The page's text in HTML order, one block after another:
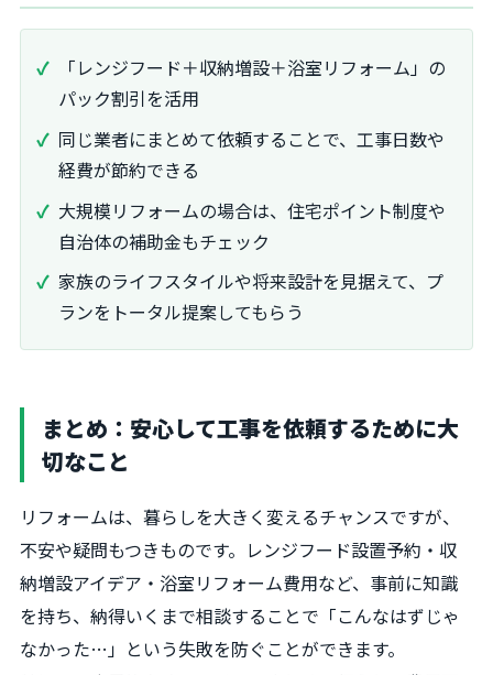
「レンジフード＋収納増設＋浴室リフォーム」の
パック割引を活用
同じ業者にまとめて依頼することで、工事日数や
経費が節約できる
大規模リフォームの場合は、住宅ポイント制度や
自治体の補助金もチェック
家族のライフスタイルや将来設計を見据えて、プ
ランをトータル提案してもらう
まとめ：安心して工事を依頼するために大
切なこと
リフォームは、暮らしを大きく変えるチャンスですが、
不安や疑問もつきものです。レンジフード設置予約・収
納増設アイデア・浴室リフォーム費用など、事前に知識
を持ち、納得いくまで相談することで「こんなはずじゃ
なかった…」という失敗を防ぐことができます。